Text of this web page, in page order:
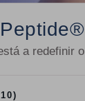
a redefinir